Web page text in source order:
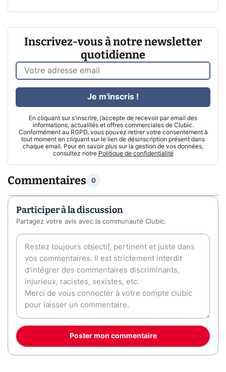
Inscrivez-vous à notre newsletter
quotidienne
En cliquant sur s'inscrire, j’accepte de recevoir par email des
informations, actualités et offres commerciales de Clubic.
Conformément au RGPD, vous pouvez retirer votre consentement à
tout moment en cliquant sur le lien de désinscription présent dans
chaque email. Pour en savoir plus sur la gestion de vos données,
consultez notre Politique de confidentialité
Je m'inscris !
Commentaires 0
Participer à la discussion
Partagez votre avis avec la communauté Clubic.
Poster mon commentaire